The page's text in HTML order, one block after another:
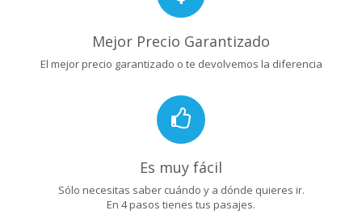
Mejor Precio Garantizado
El mejor precio garantizado o te devolvemos la diferencia
Es muy fácil
Sólo necesitas saber cuándo y a dónde quieres ir.
En 4 pasos tienes tus pasajes.